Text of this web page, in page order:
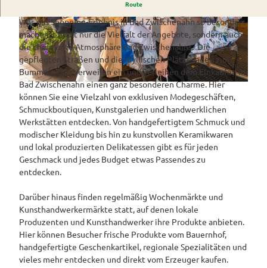
Westerstede
Wiefelstede
ngebote
und Navigation
Rennradtouren
Wanderwege
Service
Alle
Theme
n
Radwa
nderkar
ten
E-Bike-
Ladesta
tionen
ADFC
Routen
paten
Überblick
Parklandschaft
Alle Themen
Park der Gärten
Rhododendron
park Hobbie
Rhododendron
park Gristede
Rhododendronblüte
Landschaftsfenster
Tage
des
offenen
Gartens
Alle
Themen
Sehenswürdigkeiten
Freizeit
Alle
Theme
n
Wasser
aktivitä
ten
Familie
ktivität
en
Hörstationen
Gesundheit
Regionale
Spezialitäten
Veranstaltungen
& Führungen
Übersicht
Veranstaltungskalender
Führungen
STADTRADELN
Service
Alle
Themen
Prospektbestellung
Kartenbestellung
Barrierefrei
Anreise
Kontakt
Buchen
Alle
Themen
Unterkunftsübersicht
Ferienwohnungen
Ferienhäuser
Camping
und
Reisemobil
© Fotostudio Scheiwe Augustfehn, Bad Zwischenahner Touristik GmbH |CC-BY-SA
© Fotostudio Scheiwe Augustfehn, Bad Zwisc
henahner Touristik GmbH |CC-BY-SA
© Fotostudio Scheiwe Augustfehn, Bad Zwisc
henahner Touristik GmbH |CC-BY-SA
Route
Einkaufserlebnis mit Charme und Vielfalt
Was das Shopping-Erlebnis in Bad Zwischenahn so besonders
macht, ist nicht nur die Vielfalt der Angebote, sondern auch
die charmante Atmosphäre Bad Zwischenahns. Die
gepflegten Straßen und die idyllischen Plätze laden zum
Bummeln und Verweilen ein und verleihen dem Einkaufen in
Bad Zwischenahn einen ganz besonderen Charme. Hier
können Sie eine Vielzahl von exklusiven Modegeschäften,
Schmuckboutiquen, Kunstgalerien und handwerklichen
Werkstätten entdecken. Von handgefertigtem Schmuck und
modischer Kleidung bis hin zu kunstvollen Keramikwaren
und lokal produzierten Delikatessen gibt es für jeden
Geschmack und jedes Budget etwas Passendes zu
entdecken.
Darüber hinaus finden regelmäßig Wochenmärkte und
Kunsthandwerkermärkte statt, auf denen lokale
Produzenten und Kunsthandwerker ihre Produkte anbieten.
Hier können Besucher frische Produkte vom Bauernhof,
handgefertigte Geschenkartikel, regionale Spezialitäten und
vieles mehr entdecken und direkt vom Erzeuger kaufen.